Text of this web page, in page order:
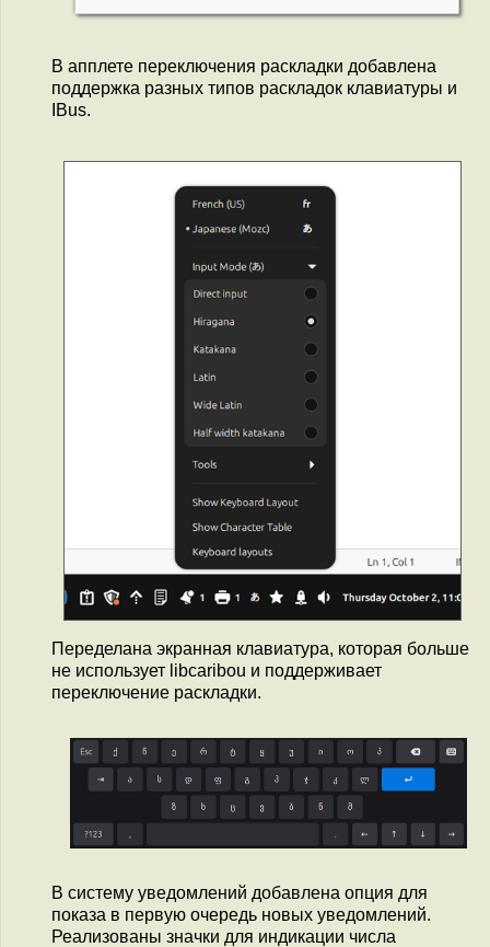
В апплете переключения раскладки добавлена
поддержка разных типов раскладок клавиатуры и
IBus.
Переделана экранная клавиатура, которая больше
не использует libcaribou и поддерживает
переключение раскладки.
В систему уведомлений добавлена опция для
показа в первую очередь новых уведомлений.
Реализованы значки для индикации числа